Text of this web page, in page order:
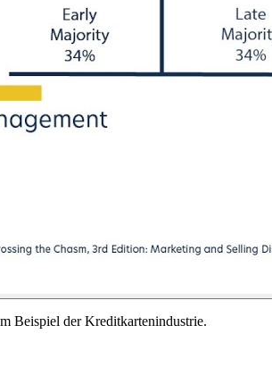
Beispiel der Kreditkartenindustrie.